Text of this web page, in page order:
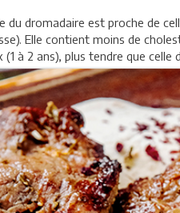
du dromadaire est proche de
Elle contient moins de
à 2 ans), plus tendre que celle